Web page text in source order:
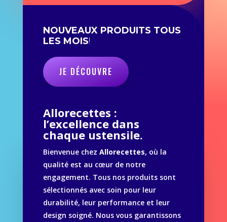
NOUVEAUX PRODUITS TOUS
LES MOIS!
JE DÉCOUVRE
Allorecettes :
l’excellence dans
chaque ustensile.
Bienvenue chez Allorecettes, où la
qualité est au cœur de notre
engagement. Tous nos produits sont
sélectionnés avec soin pour leur
durabilité, leur performance et leur
design soigné. Nous vous garantissons